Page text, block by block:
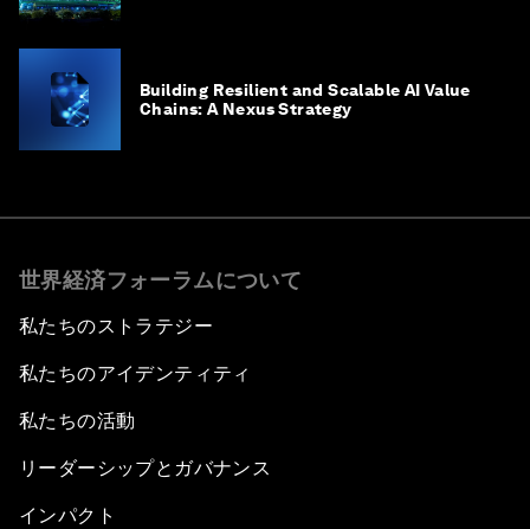
Building Resilient and Scalable AI Value
Chains: A Nexus Strategy
世界経済フォーラムについて
私たちのストラテジー
私たちのアイデンティティ
私たちの活動
リーダーシップとガバナンス
インパクト